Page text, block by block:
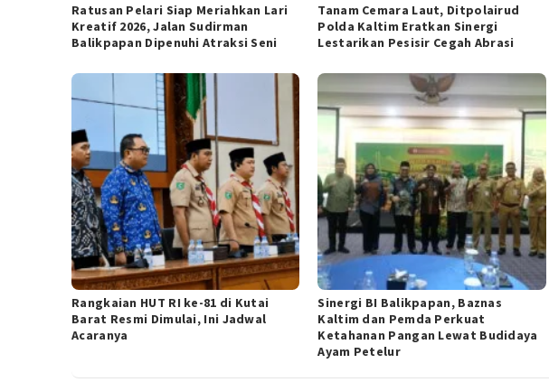
Ratusan Pelari Siap Meriahkan Lari
Kreatif 2026, Jalan Sudirman
Balikpapan Dipenuhi Atraksi Seni
Tanam Cemara Laut, Ditpolairud
Polda Kaltim Eratkan Sinergi
Lestarikan Pesisir Cegah Abrasi
Rangkaian HUT RI ke-81 di Kutai
Barat Resmi Dimulai, Ini Jadwal
Acaranya
Sinergi BI Balikpapan, Baznas
Kaltim dan Pemda Perkuat
Ketahanan Pangan Lewat Budidaya
Ayam Petelur